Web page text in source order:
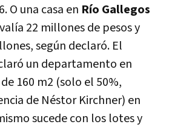
O una casa en Río Gallegos
22 millones de pesos y
según declaró. El
un departamento en
de 160 m2 (solo el 50%,
de Néstor Kirchner) en
sucede con los lotes y